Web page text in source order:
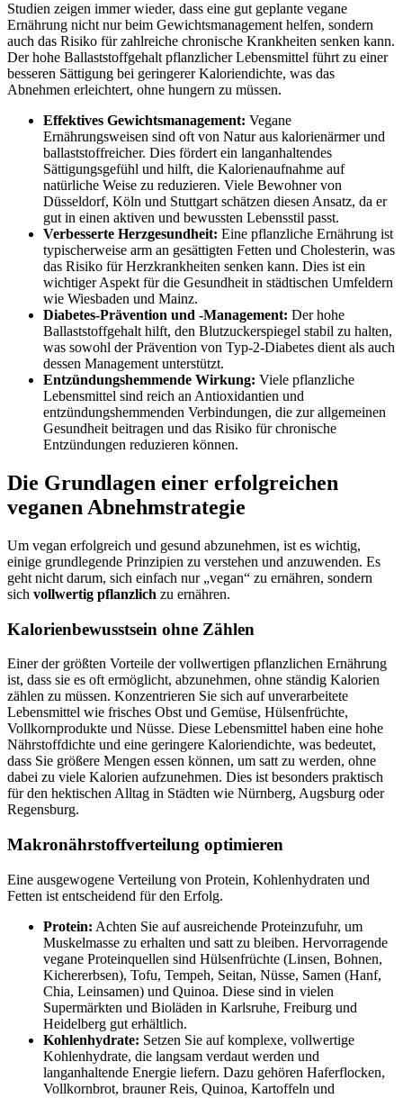
Studien zeigen immer wieder, dass eine gut geplante vegane
Ernährung nicht nur beim Gewichtsmanagement helfen, sondern
auch das Risiko für zahlreiche chronische Krankheiten senken kann.
Der hohe Ballaststoffgehalt pflanzlicher Lebensmittel führt zu einer
besseren Sättigung bei geringerer Kaloriendichte, was das
Abnehmen erleichtert, ohne hungern zu müssen.
Effektives Gewichtsmanagement: Vegane
Ernährungsweisen sind oft von Natur aus kalorienärmer und
ballaststoffreicher. Dies fördert ein langanhaltendes
Sättigungsgefühl und hilft, die Kalorienaufnahme auf
natürliche Weise zu reduzieren. Viele Bewohner von
Düsseldorf, Köln und Stuttgart schätzen diesen Ansatz, da er
gut in einen aktiven und bewussten Lebensstil passt.
Verbesserte Herzgesundheit: Eine pflanzliche Ernährung ist
typischerweise arm an gesättigten Fetten und Cholesterin, was
das Risiko für Herzkrankheiten senken kann. Dies ist ein
wichtiger Aspekt für die Gesundheit in städtischen Umfeldern
wie Wiesbaden und Mainz.
Diabetes-Prävention und -Management: Der hohe
Ballaststoffgehalt hilft, den Blutzuckerspiegel stabil zu halten,
was sowohl der Prävention von Typ-2-Diabetes dient als auch
dessen Management unterstützt.
Entzündungshemmende Wirkung: Viele pflanzliche
Lebensmittel sind reich an Antioxidantien und
entzündungshemmenden Verbindungen, die zur allgemeinen
Gesundheit beitragen und das Risiko für chronische
Entzündungen reduzieren können.
Die Grundlagen einer erfolgreichen
veganen Abnehmstrategie
Um vegan erfolgreich und gesund abzunehmen, ist es wichtig,
einige grundlegende Prinzipien zu verstehen und anzuwenden. Es
geht nicht darum, sich einfach nur „vegan“ zu ernähren, sondern
sich vollwertig pflanzlich zu ernähren.
Kalorienbewusstsein ohne Zählen
Einer der größten Vorteile der vollwertigen pflanzlichen Ernährung
ist, dass sie es oft ermöglicht, abzunehmen, ohne ständig Kalorien
zählen zu müssen. Konzentrieren Sie sich auf unverarbeitete
Lebensmittel wie frisches Obst und Gemüse, Hülsenfrüchte,
Vollkornprodukte und Nüsse. Diese Lebensmittel haben eine hohe
Nährstoffdichte und eine geringere Kaloriendichte, was bedeutet,
dass Sie größere Mengen essen können, um satt zu werden, ohne
dabei zu viele Kalorien aufzunehmen. Dies ist besonders praktisch
für den hektischen Alltag in Städten wie Nürnberg, Augsburg oder
Regensburg.
Makronährstoffverteilung optimieren
Eine ausgewogene Verteilung von Protein, Kohlenhydraten und
Fetten ist entscheidend für den Erfolg.
Protein: Achten Sie auf ausreichende Proteinzufuhr, um
Muskelmasse zu erhalten und satt zu bleiben. Hervorragende
vegane Proteinquellen sind Hülsenfrüchte (Linsen, Bohnen,
Kichererbsen), Tofu, Tempeh, Seitan, Nüsse, Samen (Hanf,
Chia, Leinsamen) und Quinoa. Diese sind in vielen
Supermärkten und Bioläden in Karlsruhe, Freiburg und
Heidelberg gut erhältlich.
Kohlenhydrate: Setzen Sie auf komplexe, vollwertige
Kohlenhydrate, die langsam verdaut werden und
langanhaltende Energie liefern. Dazu gehören Haferflocken,
Vollkornbrot, brauner Reis, Quinoa, Kartoffeln und